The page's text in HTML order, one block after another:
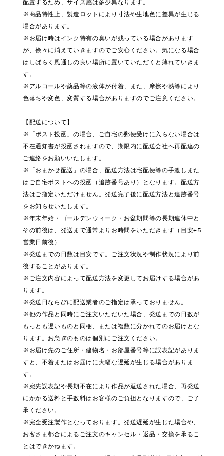
配置するため、サイズ感は多少異なります。
※商品特性上、製造ロットにより寸法や生地色に差異が生じる
場合があります。
※お届け時はインク特有の臭いが残っている場合があります
が、徐々に消えていきますのでご安心ください。気になる場合
はしばらく風通しの良い場所に置いていただくと薄れていきま
す。
※アルコールや薬品等の液体が付着、また、摩擦や熱等により
色落ちや変色、変質する場合がありますのでご注意ください。
【配送について】
※「ポスト投函」の場合、ご自宅の郵便受けに入らない場合は
不在通知書が投函されますので、期限内に配送会社へ再配達の
ご連絡をお願いいたします。
※「おまかせ配送」の場合、配送方法は宅配便等の手渡しまた
はご自宅ポストへの投函（追跡番号あり）となります。配送方
法はご指定いただけません。発送完了後に配送方法と追跡番号
をお知らせいたします。
※年末年始・ゴールデンウィーク・お盆期間等の長期連休中と
その前後は、発送まで通常よりお時間をいただきます（目安+5
営業日前後）
※発送までの日数は目安です。ご注文状況や制作状況により前
後することがあります。
※ご注文内容によって配送方法を変更してお届けする場合があ
ります。
※発送日ならびに配送業者のご指定は承っておりません。
※他の作品と同時にご注文いただいた場合、発送までの日数が
もっとも遅いものと同梱、または複数に分かれてのお届けとな
ります。お急ぎのものは個別にご注文ください。
※お届け先のご住所・建物名・お部屋番号等に誤表記がありま
すと、不着またはお届けに大幅な遅延が生じる場合がありま
す。
※宛先誤表記や長期不在により作品が返送された場合、再発送
にかかる送料と手数料はお客様のご負担となりますので、ご了
承ください。
※完全受注製作となっております。発送遅延が生じた場合や、
お客さま都合によるご注文のキャンセル・返品・交換を承るこ
とはできかねます。